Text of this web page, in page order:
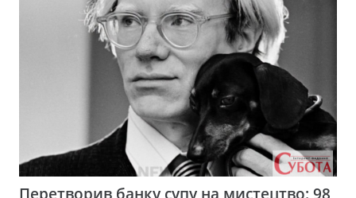
Перетворив банку супу на мистецтво: 98